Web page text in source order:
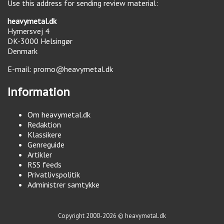
Use this address for sending review material:
heavymetal.dk
Hymersvej 4
DK-3000 Helsingør
Denmark
E-mail: promo@heavymetal.dk
Information
Om heavymetal.dk
Redaktion
Klassikere
Genreguide
Artikler
RSS feeds
Privatlivspolitik
Administrer samtykke
Copyright 2000-2026 © heavymetal.dk